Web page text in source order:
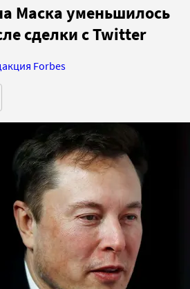
Маска уменьшилось
сделки с Twitter
Forbes